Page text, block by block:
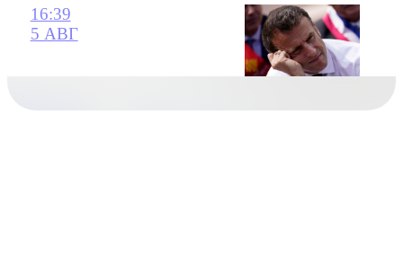
16:39
5 АВГ